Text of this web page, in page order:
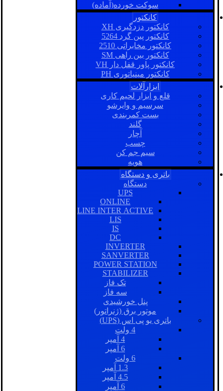
سوکت خورده(آماده)
کانکتور
کانکتور دزدگیری XH
کانکتور پین گرد 5264
کانکتور مخابراتی 2510
کانکتور بین راهی SM
کانکتور پاور قفل دار VH
کانکتور مینیاتوری PH
ابزارآلات
قلع و ابزار لحیم کاری
سرسیم و وایرشو
بست کمربندی
گلند
آچار
چسب
سیم جم کن
هویه
باتری و دستگاه
دستگاه
UPS
ONLINE
LINE INTER ACTIVE
LIS
IS
DC
INVERTER
SANVERTER
POWER STATION
STABILIZER
تک فاز
سه فاز
پنل خورشیدی
موتور برق (ژنراتور)
باتری یو پی اس (UPS)
4 ولت
4 آمپر
6 آمپر
6 ولت
1.3 آمپر
4.5 آمپر
6 آمپر